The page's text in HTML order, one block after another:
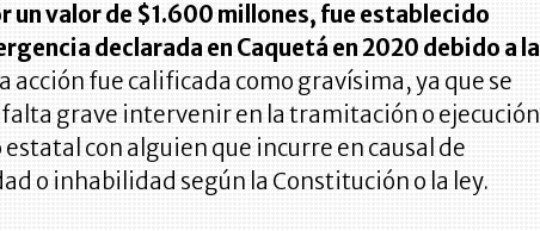
un valor de $1.600 millones, fue establecido
declarada en Caquetá en 2020 debido a la
acción fue calificada como gravísima, ya que se
grave intervenir en la tramitación o ejecución
con alguien que incurre en causal de
o inhabilidad según la Constitución o la ley.